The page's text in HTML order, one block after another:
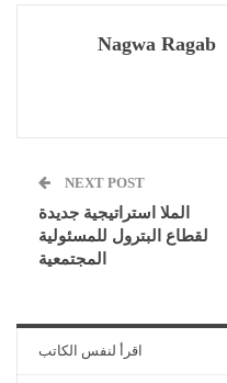
Nagwa Ragab
NEXT POST
الملا استراتيجية جديدة
لقطاع البترول للمسئولية
المجتمعية
اقرأ لنفس الكاتب